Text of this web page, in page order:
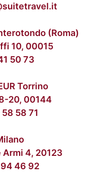
(Roma)
10, 00015
50 73
Torrino
20, 00144
58 71
4, 20123
46 92